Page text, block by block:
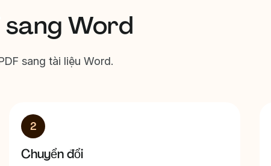
sang Word
sang tài liệu Word.
2
Chuyển đổi